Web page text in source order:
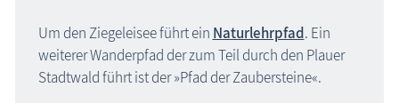
Um den Ziegeleisee führt ein Naturlehrpfad. Ein
weiterer Wanderpfad der zum Teil durch den Plauer
Stadtwald führt ist der »Pfad der Zaubersteine«.